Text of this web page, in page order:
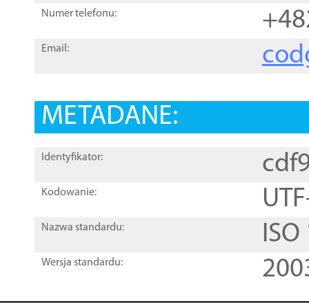
Numer telefonu:
Email:
METADANE:
Identyfikator:
Kodowanie:
Nazwa standardu:
Wersja standardu: